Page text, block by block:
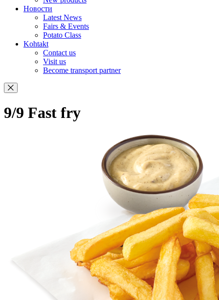
Новости
Latest News
Fairs & Events
Potato Class
Kohtakt
Contact us
Visit us
Become transport partner
9/9 Fast fry